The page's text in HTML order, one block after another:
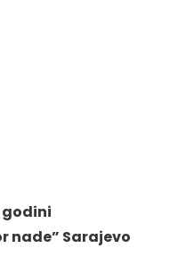
godini
nade” Sarajevo